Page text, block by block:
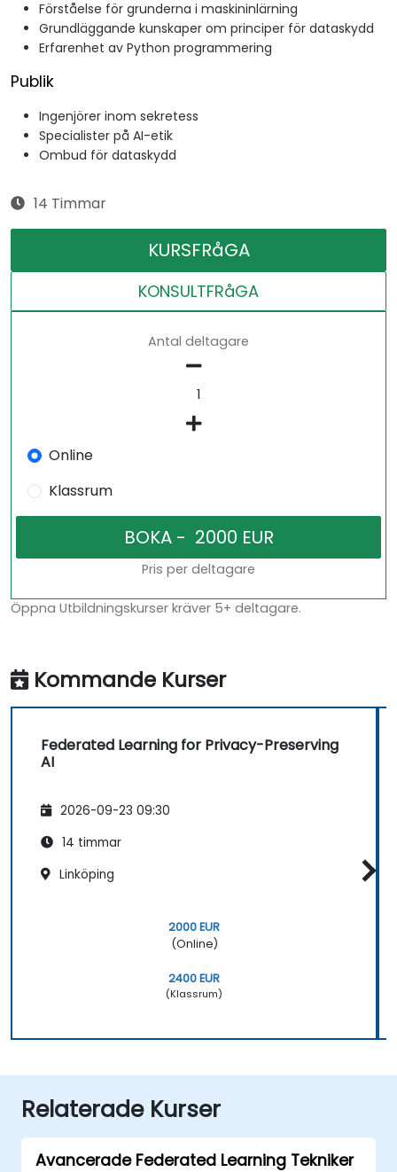
Förståelse för grunderna i maskininlärning
Grundläggande kunskaper om principer för dataskydd
Erfarenhet av Python programmering
Publik
Ingenjörer inom sekretess
Specialister på AI-etik
Ombud för dataskydd
14 Timmar
KURSFRåGA
KONSULTFRåGA
Antal deltagare
Online
Klassrum
Pris per deltagare
Öppna Utbildningskurser kräver 5+ deltagare.
Kommande Kurser
Federated Learning for Privacy-Preserving
AI
2026-09-23 09:30
14 timmar
Linköping
2000 EUR
(Online)
2400 EUR
(Klassrum)
Relaterade Kurser
Avancerade Federated Learning Tekniker